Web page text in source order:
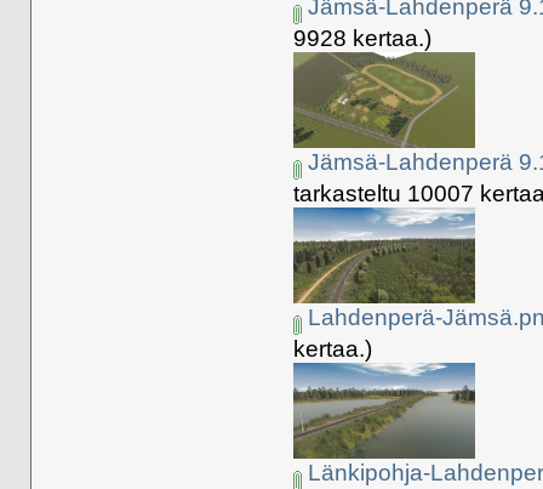
Jämsä-Lahdenperä
9928 kertaa.)
Jämsä-Lahdenperä
tarkasteltu 10007
Lahdenperä-
kertaa.)
Länkipohja-